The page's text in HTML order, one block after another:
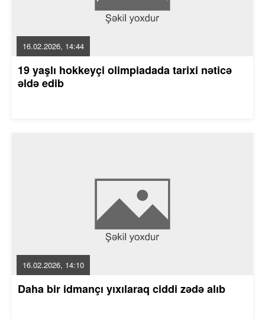
16.02.2026, 14:44
19 yaşlı hokkeyçi olimpiadada tarixi nəticə
əldə edib
16.02.2026, 14:10
Daha bir idmançı yıxılaraq ciddi zədə alıb